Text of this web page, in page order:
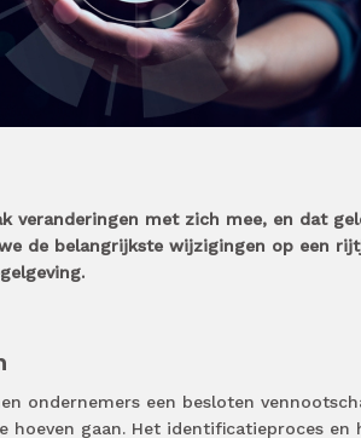
veranderingen met zich mee, en dat
de belangrijkste wijzigingen op een
ondernemers een besloten
hoeven gaan. Het identificatieproces